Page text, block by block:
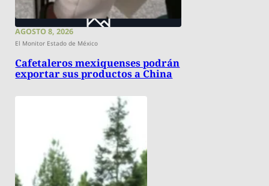
AGOSTO 8, 2026
El Monitor Estado de México
Cafetaleros mexiquenses podrán
exportar sus productos a China